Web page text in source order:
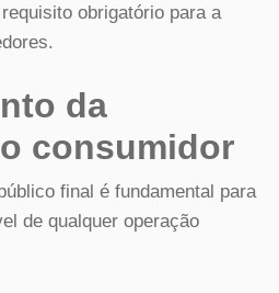
obrigatório para a
da
consumidor
final é fundamental para
de qualquer operação